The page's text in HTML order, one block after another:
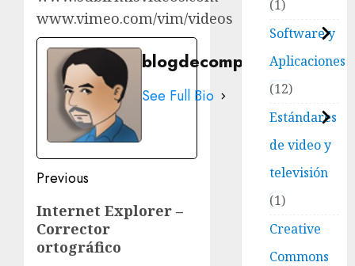
www.vimeo.com/vim/videos
blogdecomputo.com
See Full Bio
Post
navigation
Previous
Previous
post:
Internet Explorer –
Corrector
ortográfico
1
Software y
Aplicaciones
12
Estándares
de video y
televisión
1
Creative
Commons